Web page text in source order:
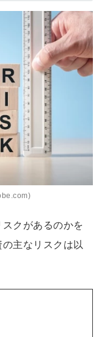
クがあるのかを
主なリスクは以